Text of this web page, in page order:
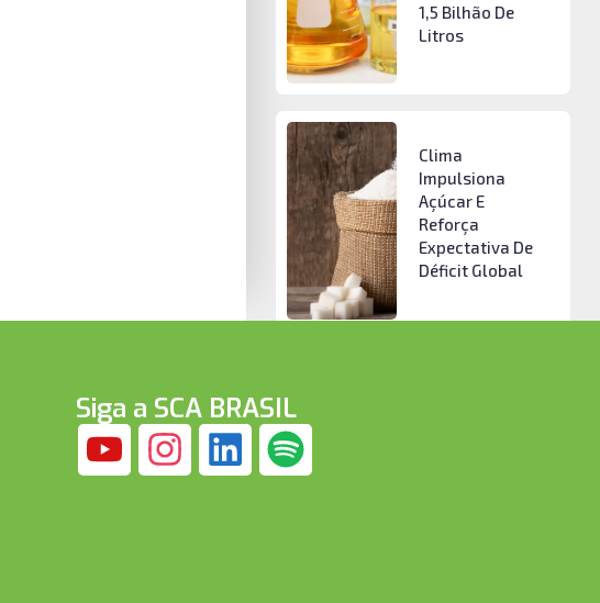
1,5 Bilhão De
Litros
Clima
Impulsiona
Açúcar E
Reforça
Expectativa De
Déficit Global
Siga a SCA BRASIL